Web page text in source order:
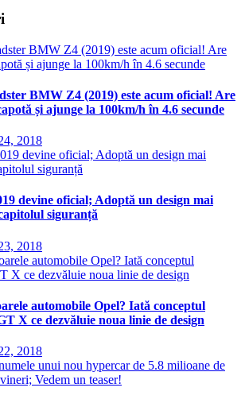
BMW Z4 (2019) este acum oficial! Are
și ajunge la 100km/h în 4.6 secunde
2018
devine oficial; Adoptă un design mai
siguranță
2018
automobile Opel? Iată conceptul
X ce dezvăluie noua linie de design
2018